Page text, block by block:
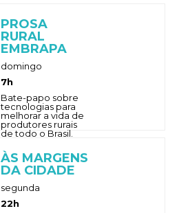
PROSA
RURAL
EMBRAPA
domingo
7h
Bate-papo sobre
tecnologias para
melhorar a vida de
produtores rurais
de todo o Brasil.
ÀS MARGENS
DA CIDADE
segunda
22h